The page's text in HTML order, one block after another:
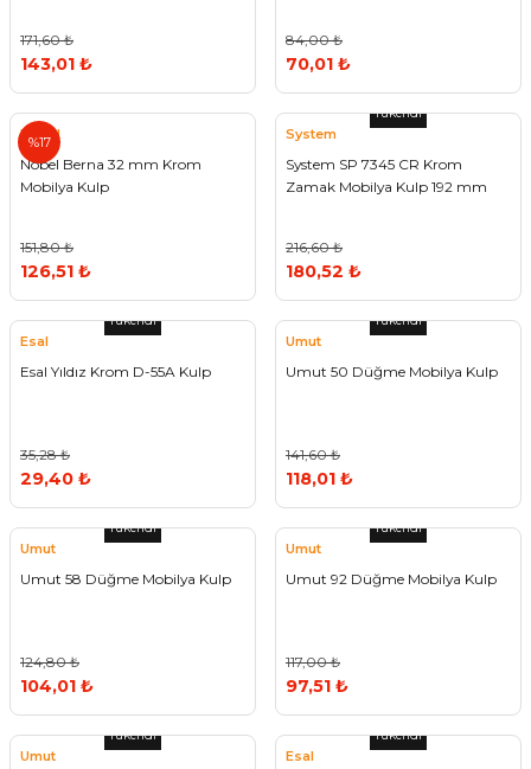
171,60 ₺
143,01 ₺
84,00 ₺
70,01 ₺
%17
Nobel
Nobel Berna 32 mm Krom
Mobilya Kulp
151,80 ₺
126,51 ₺
Tükendi
System
System SP 7345 CR Krom
Zamak Mobilya Kulp 192 mm
216,60 ₺
180,52 ₺
Tükendi
Esal
Esal Yıldız Krom D-55A Kulp
35,28 ₺
29,40 ₺
Tükendi
Umut
Umut 50 Düğme Mobilya Kulp
141,60 ₺
118,01 ₺
Tükendi
Umut
Umut 58 Düğme Mobilya Kulp
124,80 ₺
104,01 ₺
Tükendi
Umut
Umut 92 Düğme Mobilya Kulp
117,00 ₺
97,51 ₺
Tükendi
Umut
Tükendi
Esal